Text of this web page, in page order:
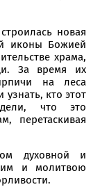
новая
иконы Божией
храма,
За время их
на леса
кто этот
что это
перетаскивая
духовной и
и молитвою